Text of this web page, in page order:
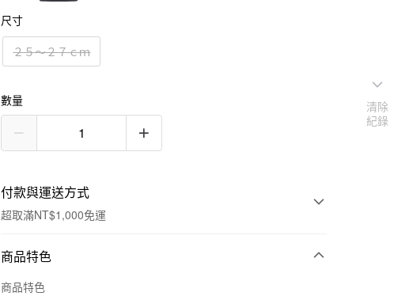
尺寸
２５～２７ｃｍ
數量
付款與運送方式
超取滿NT$1,000免運
付款方式
信用卡一次付款
商品特色
商品特色
清除
紀錄